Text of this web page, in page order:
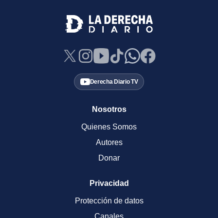
Derecha Diario TV
Nosotros
Quienes Somos
Autores
Donar
Privacidad
Protección de datos
Canales